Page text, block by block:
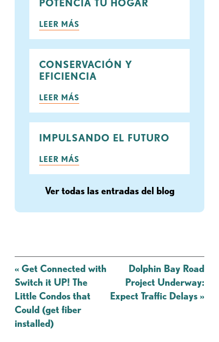
POTENCIA TU HOGAR
LEER MÁS
CONSERVACIÓN Y
EFICIENCIA
LEER MÁS
IMPULSANDO EL FUTURO
LEER MÁS
Ver todas las entradas del blog
Mensaje
de
navegación
« Get Connected with
Switch it UP! The
Little Condos that
Could (get fiber
installed)
Dolphin Bay Road
Project Underway:
Expect Traffic Delays »